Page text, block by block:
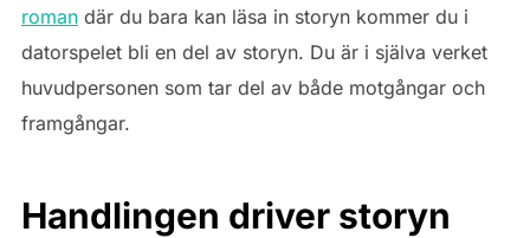
romandär du bara kan läsa in storyn kommer du i
datorspelet bli en del av storyn. Du är i själva verket
huvudpersonen som tar del av både motgångar och
framgångar.
Handlingen driver storyn